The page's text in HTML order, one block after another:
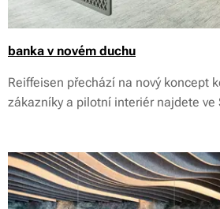
banka v novém duchu
Reiffeisen přechází na nový koncept
zákazníky a pilotní interiér najdete ve